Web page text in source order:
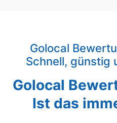
Golocal
Schnell, günstig
Golocal
Ist das